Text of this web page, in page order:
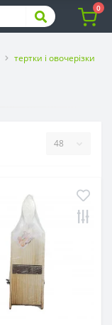
0
тертки і овочерізки